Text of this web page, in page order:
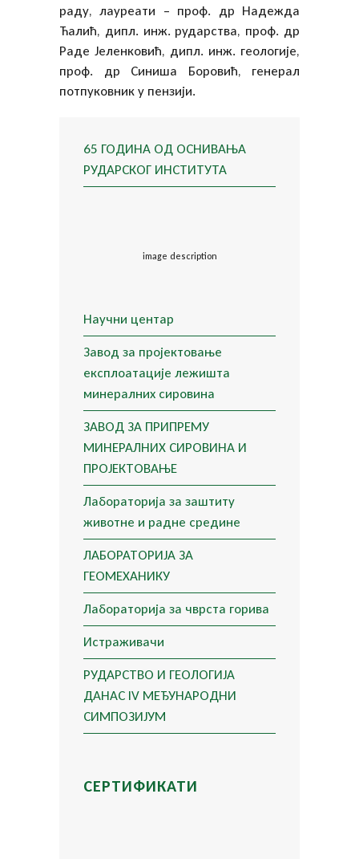
раду, лауреати – проф. др Надежда
Ћалић, дипл. инж. рударства, проф. др
Раде Јеленковић, дипл. инж. геологије,
проф. др Синиша Боровић, генерал
потпуковник у пензији.
65 ГОДИНА ОД ОСНИВАЊА
РУДАРСКОГ ИНСТИТУТА
image description
Научни центар
Завод за пројектовање
експлоатације лежишта
минералних сировина
ЗАВОД ЗА ПРИПРЕМУ
МИНЕРАЛНИХ СИРОВИНА И
ПРОЈЕКТОВАЊЕ
Лабораторија за заштиту
животне и радне средине
ЛАБОРАТОРИЈА ЗА
ГЕОМЕХАНИКУ
Лабораторија за чврста горива
Истраживачи
РУДАРСТВО И ГЕОЛОГИЈА
ДАНАС IV МЕЂУНАРОДНИ
СИМПОЗИЈУМ
СЕРТИФИКАТИ